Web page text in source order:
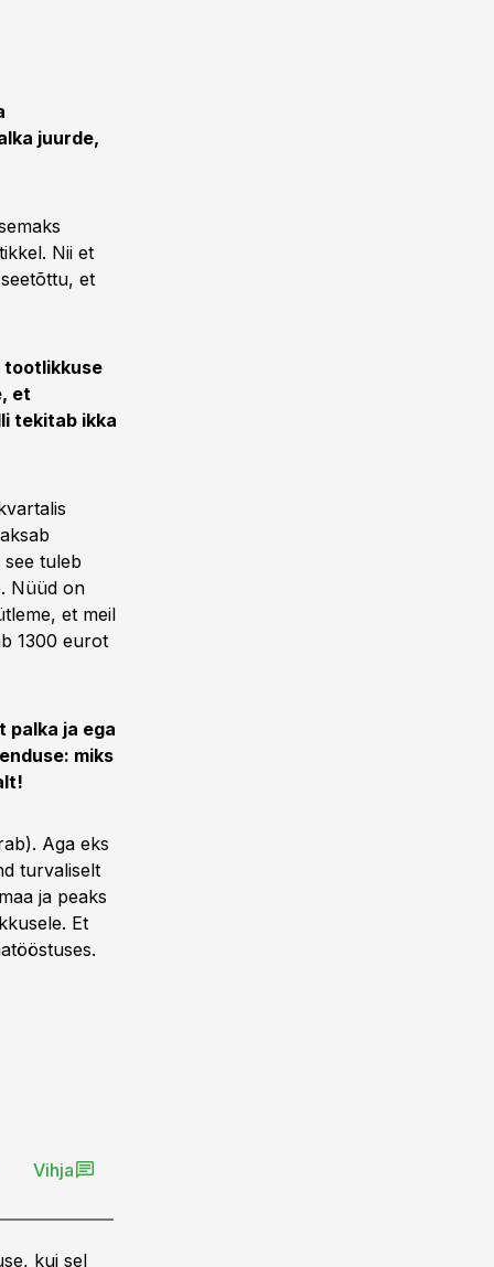
juurde,
Nii et
et
tootlikkuse
et
tekitab ikka
tuleb
Nüüd on
et meil
1300 eurot
palka ja ega
miks
Aga eks
turvaliselt
ja peaks
Et
Vihja
kui sel